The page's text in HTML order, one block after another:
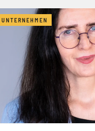
UNTERNEHMEN